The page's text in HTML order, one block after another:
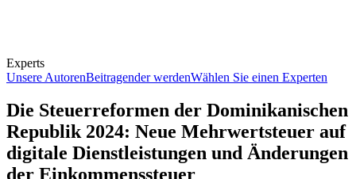
Experts
Unsere AutorenBeitragender werdenWählen Sie einen Experten
Die Steuerreformen der Dominikanischen
Republik 2024: Neue Mehrwertsteuer auf
digitale Dienstleistungen und Änderungen
der Einkommenssteuer